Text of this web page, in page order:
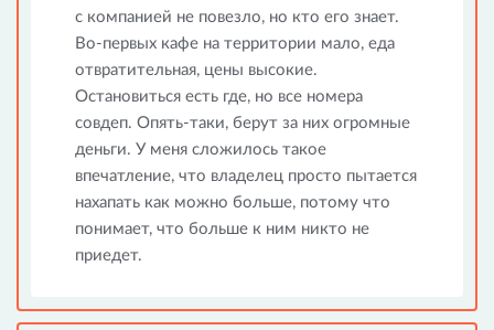
с компанией не повезло, но кто его знает.
Во-первых кафе на территории мало, еда
отвратительная, цены высокие.
Остановиться есть где, но все номера
совдеп. Опять-таки, берут за них огромные
деньги. У меня сложилось такое
впечатление, что владелец просто пытается
нахапать как можно больше, потому что
понимает, что больше к ним никто не
приедет.